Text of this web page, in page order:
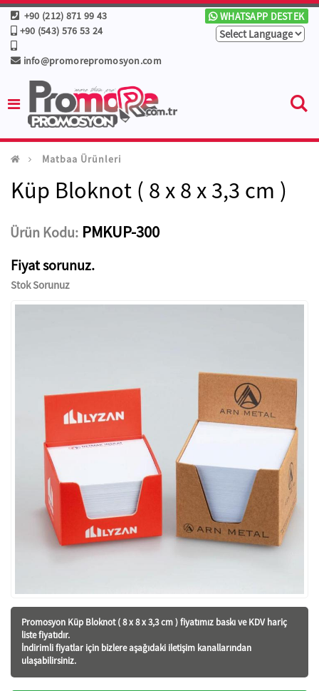
+90 (212) 871 99 43
+90 (543) 576 53 24
info@promorepromosyon.com
WHATSAPP DESTEK
Matbaa Ürünleri
Küp Bloknot ( 8 x 8 x 3,3 cm )
Ürün Kodu: PMKUP-300
Fiyat sorunuz.
Stok Sorunuz
Promosyon Küp Bloknot ( 8 x 8 x 3,3 cm ) fiyatımız baskı ve KDV hariç
liste fiyatıdır.
İndirimli fiyatlar için bizlere aşağıdaki iletişim kanallarından
ulaşabilirsiniz.